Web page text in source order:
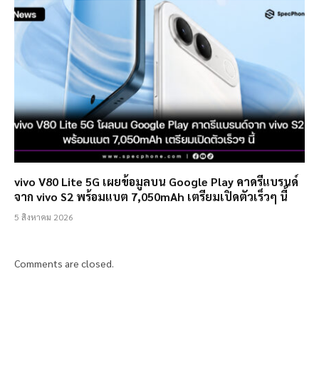
vivo V80 Lite 5G เผยข้อมูลบน Google Play คาดรีแบรนด์
จาก vivo S2 พร้อมแบต 7,050mAh เตรียมเปิดตัวเร็วๆ นี้
5 สิงหาคม 2026
Comments are closed.